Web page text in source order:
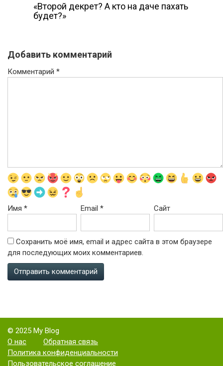
«Второй декрет? А кто на даче пахать
будет?»
Добавить комментарий
Комментарий *
Имя * Email* Сайт
Сохранить моё имя, email и адрес сайта в этом браузере
для последующих моих комментариев.
© 2025 My Blog
О нас
Обратная связь
Политика конфиденциальности
Пользовательское соглашение